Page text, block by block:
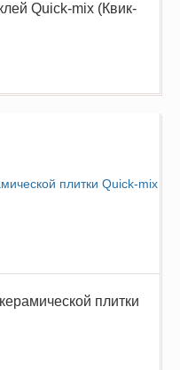
Quick-mix (Квик-
плитки